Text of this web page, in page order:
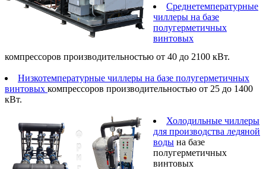
Среднетемпературные
чиллеры на базе
полугерметичных
винтовых
компрессоров производительностью от 40 до 2100 кВт.
Низкотемпературные чиллеры на базе полугерметичных
винтовых компрессоров производительностью от 25 до 1400
кВт.
Холодильные чиллеры
для производства ледяной
воды на базе
полугерметичных
винтовых